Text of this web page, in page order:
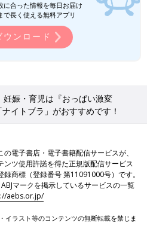
に合った情報を毎日お届け
で長く使える無料アプリ
ウンロード
妊娠・育児は『おっぱい激変
イトブラ」がおすすめです！
の電子書店・電子書籍配信サービスが、
ンツ使用許諾を得た正規版配信サービス
録商標（登録番号 第11091000号）です。
マークを掲示しているサービスの一覧
aebs.or.jp/
イラスト等のコンテンツの無断転載を禁じま